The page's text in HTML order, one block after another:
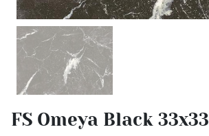
FS Omeya Black 33x33